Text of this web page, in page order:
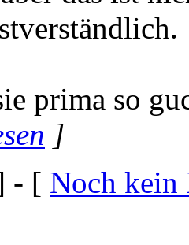
prima so
]
- [ Noch kein